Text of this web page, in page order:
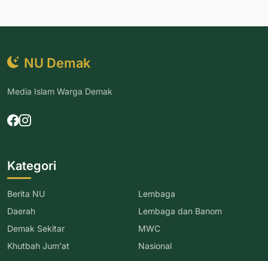
NU Demak
Media Islam Warga Demak
Kategori
Berita NU
Daerah
Demak Sekitar
Khutbah Jum'at
Lembaga
Lembaga dan Banom
MWC
Nasional